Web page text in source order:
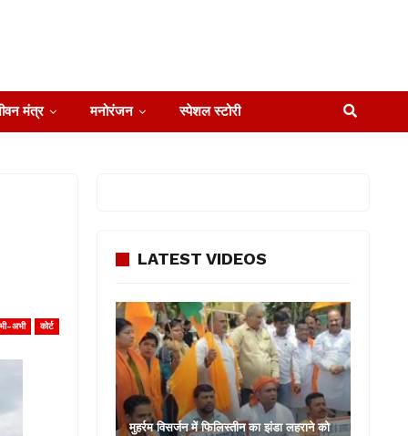
मंत्र मनोरंजन स्पेशल स्टोरी
अभी कोर्ट
LATEST VIDEOS
मुहर्रम विसर्जन में फिलिस्तीन का झंडा लहराने को